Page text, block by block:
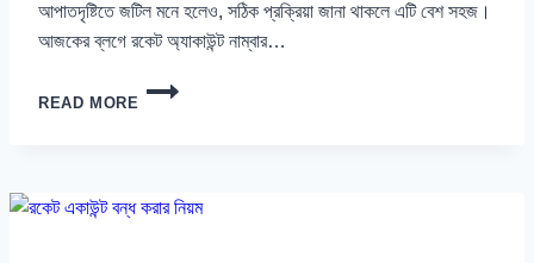
আপাতদৃষ্টিতে জটিল মনে হলেও, সঠিক প্রক্রিয়া জানা থাকলে এটি বেশ সহজ।
আজকের ব্লগে রকেট অ্যাকাউন্ট নাম্বার…
READ MORE
রকেট
একাউন্ট